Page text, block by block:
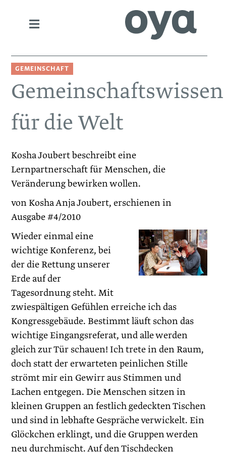
GEMEINSCHAFT
Gemeinschaftswissen
für die Welt
Kosha Joubert beschreibt eine
Lernpartnerschaft für Menschen, die
Veränderung bewirken wollen.
von Kosha Anja Joubert, erschienen in
Ausgabe #4/2010
Wieder einmal eine
wichtige Konferenz, bei
der die Rettung unserer
Erde auf der
Tagesordnung steht. Mit
zwiespältigen Gefühlen erreiche ich das
Kongressgebäude. Bestimmt läuft schon das
wichtige ­Eingangsreferat, und alle werden
gleich zur Tür schauen! Ich trete in den Raum,
doch statt der erwarteten peinlichen Stille
strömt mir ein Gewirr aus Stimmen und
Lachen entgegen. Die Menschen sitzen in
kleinen Gruppen an festlich gedeckten Tischen
und sind in lebhafte Gespräche verwickelt. Ein
Glöckchen erklingt, und die Gruppen werden
neu durchmischt. Auf den Tischdecken